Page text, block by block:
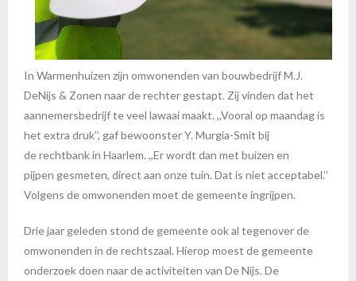
In Warmenhuizen zijn omwonenden van bouwbedrijf M.J.
DeNijs & Zonen naar de rechter gestapt. Zij vinden dat het
aannemersbedrijf te veel lawaai maakt. ,,Vooral op maandag is
het extra druk’’, gaf bewoonster Y. Murgia-Smit bij
de rechtbank in Haarlem. ,,Er wordt dan met buizen en
pijpen gesmeten, direct aan onze tuin. Dat is niet acceptabel.’’
Volgens de omwonenden moet de gemeente ingrijpen.
Drie jaar geleden stond de gemeente ook al tegenover de
omwonenden in de rechtszaal. Hierop moest de gemeente
onderzoek doen naar de activiteiten van De Nijs. De